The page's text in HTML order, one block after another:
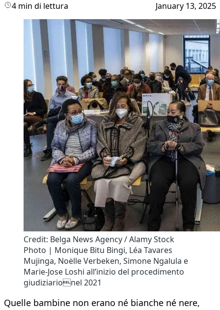
4 min di lettura January 13, 2025
Credit: Belga News Agency / Alamy Stock
Photo | Monique Bitu Bingi, Léa Tavares
Mujinga, Noëlle Verbeken, Simone Ngalula e
Marie-Jose Loshi all’inizio del procedimento
giudiziarionel 2021
Quelle bambine non erano né bianche né nere,